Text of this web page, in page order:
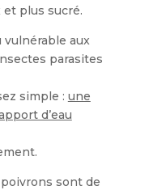
plus sucré.
vulnérable aux
parasites
simple : une
d’eau
sont de